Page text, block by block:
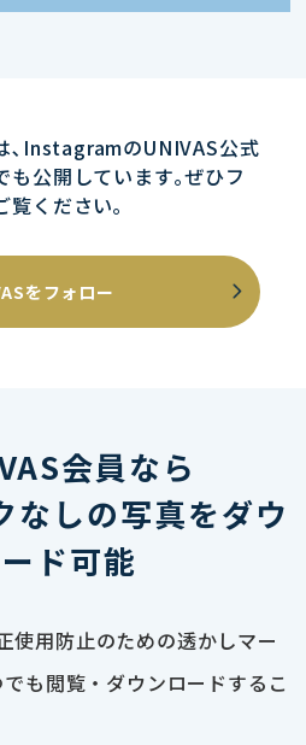
､InstagramのUNIVAS公式
も公開しています｡ぜひフ
覧ください｡
をフォロー
会員なら
なしの写真をダウ
ド可能
使用防止のための透かしマー
も閲覧・ダウンロードするこ